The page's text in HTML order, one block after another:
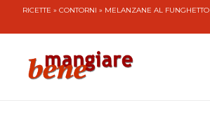
RICETTE » CONTORNI » MELANZANE AL FUNGHETTO